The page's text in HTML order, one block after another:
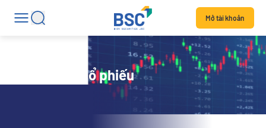
Mở tài khoản
Tin tức mã cổ phiếu